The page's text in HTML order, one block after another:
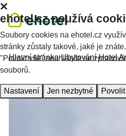
Hlavní stránka Ubytování Hotel
ehotel.cz používá
Soubory cookies na ehotel.cz
stránky zůstaly takové, jaké je
"Povolit vše" souhlasíte se
souborů.
Nastavení Jen nezbytné